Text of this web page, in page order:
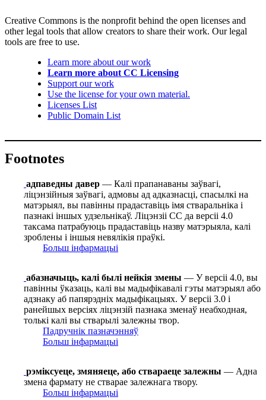
Creative Commons is the nonprofit behind the open licenses and
other legal tools that allow creators to share their work. Our legal
tools are free to use.
Learn more about our work
Learn more about CC Licensing
Support our work
Use the license for your own material.
Licenses List
Public Domain List
Footnotes
адпаведны давер — Калі прапанаваны заўвагі,
ліцэнзійныя заўвагі, адмовы ад адказнасці, спасылкі на
матэрыял, вы павінны прадаставіць імя стваральніка і
пазнакі іншых удзельнікаў. Ліцэнзіі СС да версіі 4.0
таксама патрабуюць прадаставіць назву матэрыяла, калі
зроблены і іншыя невялікія праўкі.
Больш інфармацыі
абазначыць, калі былі нейкія змены — У версіі 4.0, вы
павінны ўказаць, калі вы мадыфікавалі гэты матэрыял або
адзнаку аб папярэдніх мадыфікацыях. У версіі 3.0 і
ранейшых версіях ліцэнзій пазнака зменаў неабходная,
толькі калі вы стварылі залежны твор.
Падручнік пазначэнняў
Больш інфармацыі
рэміксуеце, змяняеце, або ствараеце залежны — Адна
змена фармату не стварае залежнага твору.
Больш інфармацыі